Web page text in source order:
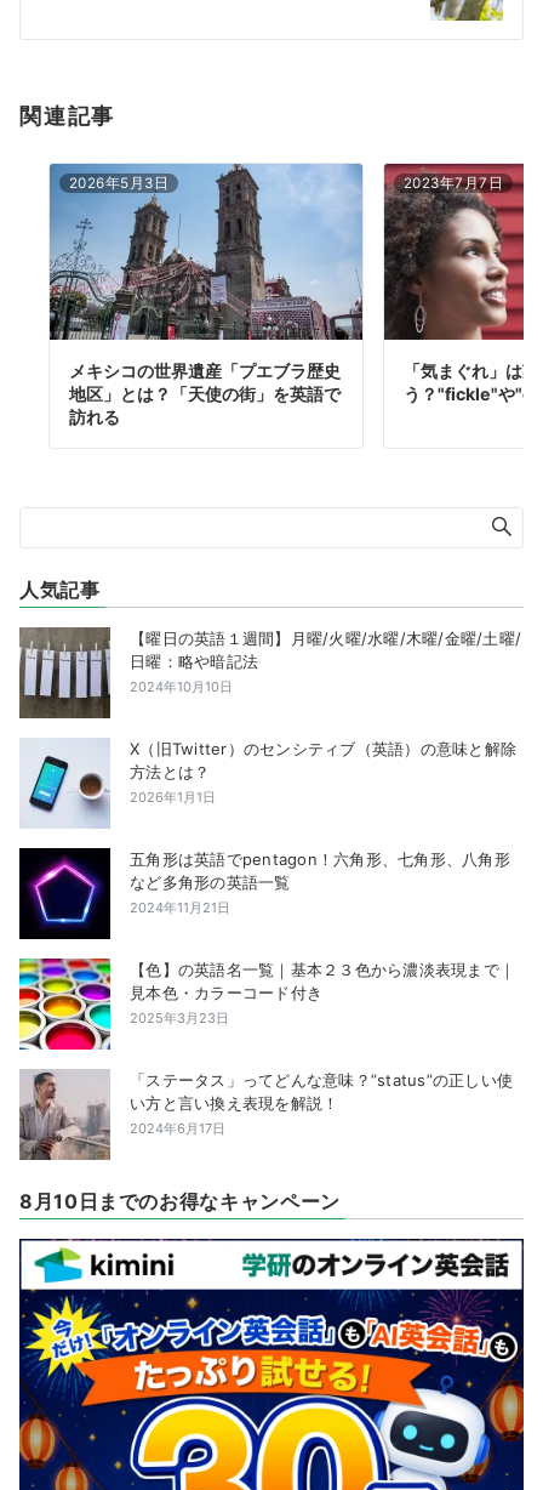
ン
関連記事
2026年5月3日
メキシコの世界遺産「プエブラ歴史
地区」とは？「天使の街」を英語で
訪れる
2023年7月7日
「気まぐれ」は
う？"fickle"や
人気記事
【曜日の英語１週間】月曜/火曜/水曜/木曜/金曜/土曜/
日曜：略や暗記法
2024年10月10日
X（旧Twitter）のセンシティブ（英語）の意味と解除
方法とは？
2026年1月1日
五角形は英語でpentagon！六角形、七角形、八角形
など多角形の英語一覧
2024年11月21日
【色】の英語名一覧｜基本２３色から濃淡表現まで｜
見本色・カラーコード付き
2025年3月23日
「ステータス」ってどんな意味？”status”の正しい使
い方と言い換え表現を解説！
2024年6月17日
8月10日までのお得なキャンペーン